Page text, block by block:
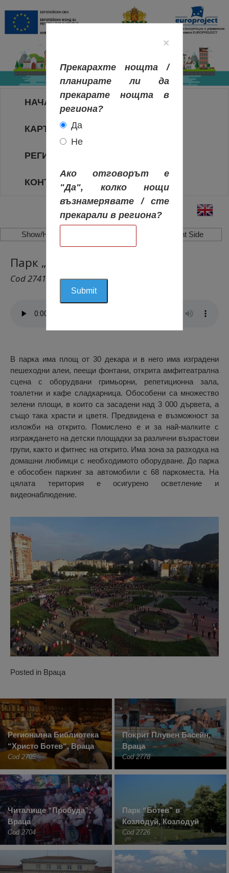
НАЧАЛО
КАРТА НА РЕГИОНИТЕ
РЕГИОНИ
КОНТАКТИ
Show/Hide Left Side Show/Hide Right Side
Парк „Дъбника“, Враца
Cod 2741
В парка има площ от 30 декара и в него има изградени
пешеходни алеи, пеещи фонтани, открита амфитеатрална
сцена с оборудвани гримьорни, репетиционна зала,
тоалетни и кафе сладкарница. Обособени са множество
зелени площи, в които са засадени над 3 000 дървета, а
също така храсти и цветя. Предвидена е възможност за
изложби на открито. Помислено е и за най-малките с
изграждането на детски площадки за различни възрастови
групи, както и фитнес на открито. Има зона за разходка на
домашни любимци с необходимото оборудване. До парка
е обособен паркинг за автомобили с 68 паркоместа. На
цялата територия е осигурено осветление и
видеонаблюдение.
×
Прекарахте нощта /
планирате ли да
прекарате нощта в
региона?
Да
Не
Ако отговорът е
"Да", колко нощи
възнамерявате / сте
прекарали в региона?
Posted in Враца
Регионална Библиотека
“Христо Ботев“, Враца
Cod 2705
Покрит Плувен Басейн,
Враца
Cod 2778
Читалище “Пробуда”,
Враца
Cod 2704
Парк “Ботев” в
Козлодуй, Козлодуй
Cod 2726